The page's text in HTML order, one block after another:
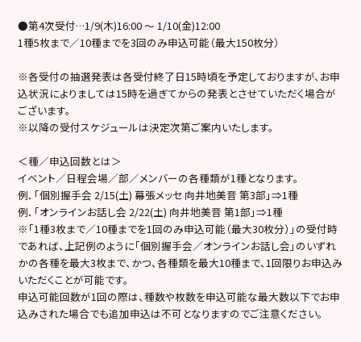
●第4次受付…1/9(木)16:00 ～ 1/10(金)12:00
1種5枚まで／10種までを3回のみ申込可能（最大150枚分）
※各受付の抽選発表は各受付終了日15時頃を予定しておりますが、お申
込状況によりましては15時を過ぎてからの発表とさせていただく場合が
ございます。
※以降の受付スケジュールは決定次第ご案内いたします。
＜種／申込回数とは＞
イベント／日程会場／部／メンバーの各種類が1種となります。
例．「個別握手会 2/15(土) 幕張メッセ 向井地美音 第3部」⇒1種
例．「オンラインお話し会 2/22(土) 向井地美音 第1部」⇒1種
※「1種3枚まで／10種までを1回のみ申込可能（最大30枚分）」の受付時
であれば、上記例のように「個別握手会／オンラインお話し会」のいずれ
かの各種を最大3枚まで、かつ、各種類を最大10種まで、1回限りお申込み
いただくことが可能です。
申込可能回数が1回の際は、種数や枚数を申込可能な最大数以下でお申
込みされた場合でも追加申込は不可となりますのでご注意ください。